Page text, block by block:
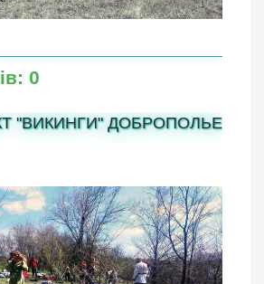
0
"ВИКИНГИ" ДОБРОПОЛЬЕ